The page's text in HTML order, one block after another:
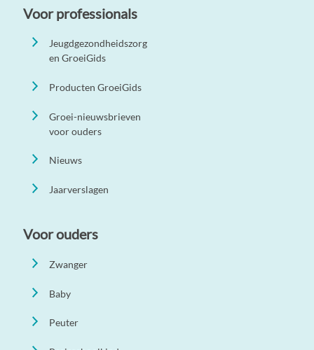
Voor professionals
Jeugdgezondheidszorg
en GroeiGids
Producten GroeiGids
Groei-nieuwsbrieven
voor ouders
Nieuws
Jaarverslagen
Voor ouders
Zwanger
Baby
Peuter